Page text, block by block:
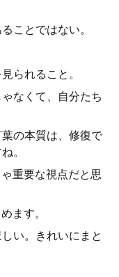
ことではない。
られること。
なくて、自分たち
の本質は、修復で
。
重要な視点だと思
ます。
い。きれいにまと